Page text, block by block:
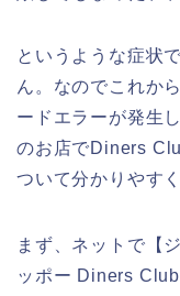
というような症状
ん。なのでこれか
ードエラーが発生
のお店でDiners
ついて分かりやす
まず、ネットで【
ッポー Diners